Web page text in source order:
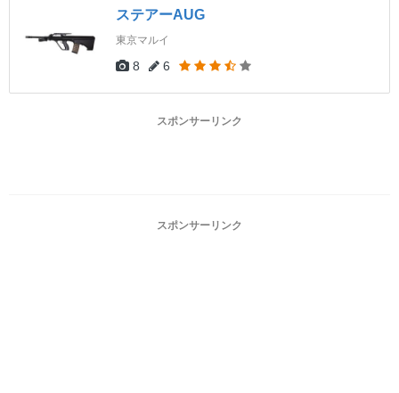
ステアーAUG
東京マルイ
8 6
スポンサーリンク
スポンサーリンク